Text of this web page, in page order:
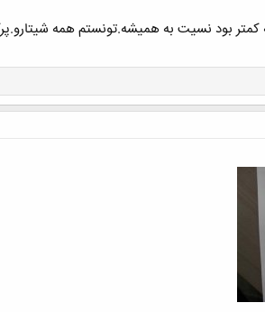
کلیک کنید تا باز شود...
بود نسیت به همیشه.تونستم همه